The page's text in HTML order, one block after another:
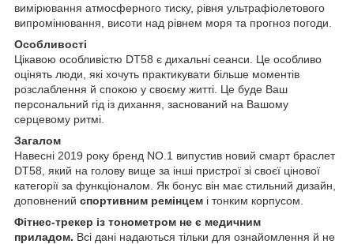
вимірювання атмосферного тиску, рівня ультрафіолетового
випромінювання, висоти над рівнем моря та прогноз погоди.
Особливості
Цікавою особливістю DT58 є дихальні сеанси. Це особливо
оцінять люди, які хочуть практикувати більше моментів
розслаблення й спокою у своєму житті. Це буде Ваш
персональний гід із дихання, заснований на Вашому
серцевому ритмі.
Загалом
Навесні 2019 року бренд NO.1 випустив новий смарт браслет
DT58, який на голову вище за інші пристрої зі своєї цінової
категорії за функціоналом. Як бонус він має стильний дизайн,
доповнений спортивним ремінцем і тонким корпусом.
Фітнес-трекер із тонометром не є медичним
приладом. Всі дані надаються тільки для ознайомлення й не